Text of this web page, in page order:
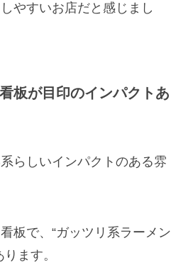
やすいお店だと感じまし
板が目印のインパクトあ
らしいインパクトのある雰
板で、“ガッツリ系ラーメン
ます。